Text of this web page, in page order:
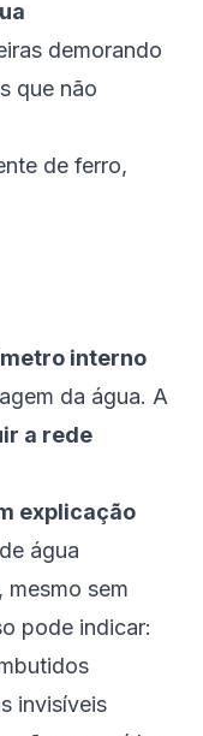
demorando
que não
de ferro,
interno
da água. A
a rede
explicação
água
mesmo sem
pode indicar:
invisíveis